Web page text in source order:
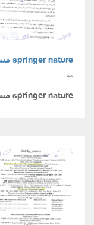
springer nature مسابقة
springer nature مسابقة